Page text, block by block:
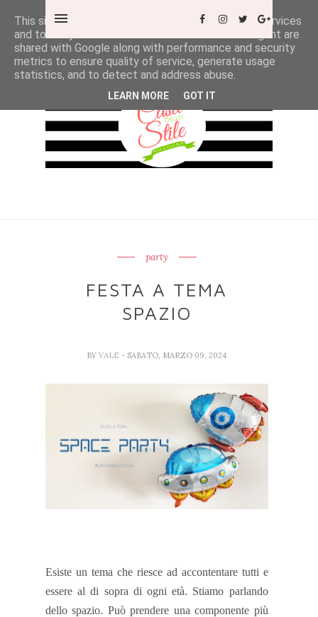
party
FESTA A TEMA
SPAZIO
BYVALE - SABATO, MARZO 09, 2024
Esiste un tema che riesce ad accontentare tutti e
essere al di sopra di ogni età. Stiamo parlando
dello spazio. Può prendere una componente più
This site uses cookies from Google to deliver its services
and to analyze traffic. Your IP address and user-agent are
shared with Google along with performance and security
metrics to ensure quality of service, generate usage
statistics, and to detect and address abuse.
LEARN MORE GOT IT